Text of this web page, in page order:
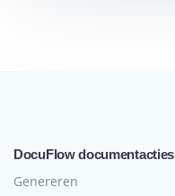
DocuFlow documentacties
Genereren